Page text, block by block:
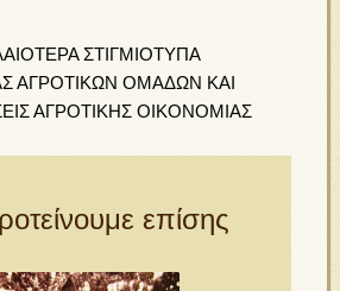
ΣΤΙΓΜΙΟΤΥΠΑ
ΑΓΡΟΤΙΚΩΝ ΟΜΑΔΩΝ ΚΑΙ
ΑΓΡΟΤΙΚΗΣ ΟΙΚΟΝΟΜΙΑΣ
επίσης